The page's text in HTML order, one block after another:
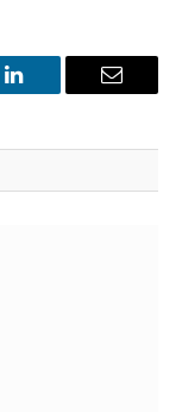
LinkedIn Email